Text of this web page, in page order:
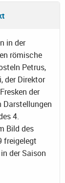
in der
römische
Petrus,
der Direktor
der
Darstellungen
4.
Bild des
freigelegt
der Saison